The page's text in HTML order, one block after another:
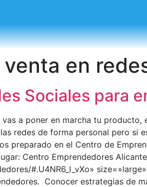
venta en
Sociales para
a poner en marcha tu
redes de forma personal pero si
preparado en el Centro de
Centro Emprendedores
#.U4NR6_l_vXo»
Conocer estrategias de